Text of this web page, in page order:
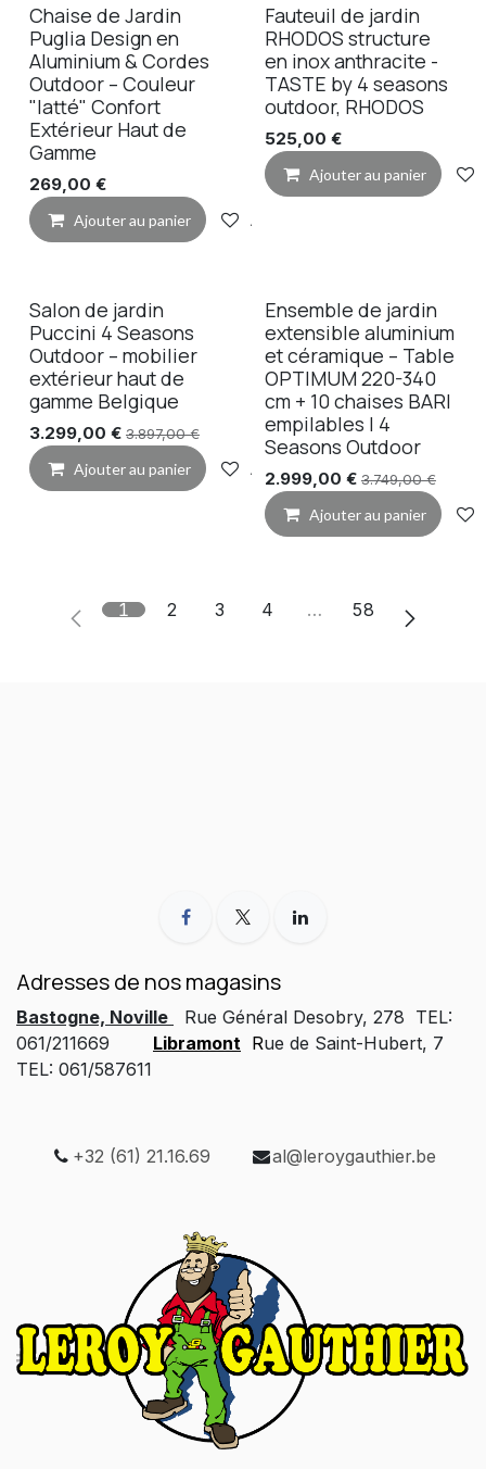
Chaise de Jardin
Puglia Design en
Aluminium & Cordes
Outdoor – Couleur
"latté" Confort
Extérieur Haut de
Gamme
269,00 €
Ajouter au panier Ajouter à la liste de souhaits
Fauteuil de jardin
RHODOS structure
en inox anthracite -
TASTE by 4 seasons
outdoor, RHODOS
525,00 €
Ajouter au panier
Salon de jardin
Puccini 4 Seasons
Outdoor – mobilier
extérieur haut de
gamme Belgique
3.299,00 € 3.897,00€
Ajouter au panier Ajouter à la liste de souhaits
Ensemble de jardin
extensible aluminium
et céramique – Table
OPTIMUM 220-340
cm + 10 chaises BARI
empilables | 4
Seasons Outdoor
2.999,00 € 3.749,00€
Ajouter au panier
1 2 3 4 … 58
Adresses de nos magasins
Bastogne, Noville
Rue Général Desobry, 278 TEL:
061/211669
Libramont Rue de Saint-Hubert, 7
TEL: 061/587611
+32 (61) 21.16.69 al@leroygauthier.be